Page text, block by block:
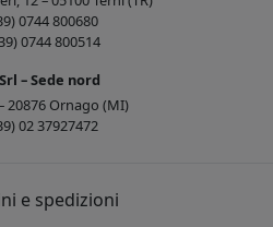
0744 800680
0744 800514
– Sede nord
20876 Ornago (MI)
02 37927472
e spedizioni